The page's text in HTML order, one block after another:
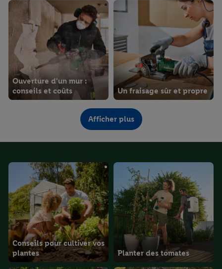
Ouverture d'un mur :
conseils et coûts
Un fraisage sûr et propre
Scier le bois
correctement
Rabotage correct
Afficher plus
Conseils pour cultiver vos
plantes
Planter des tomates